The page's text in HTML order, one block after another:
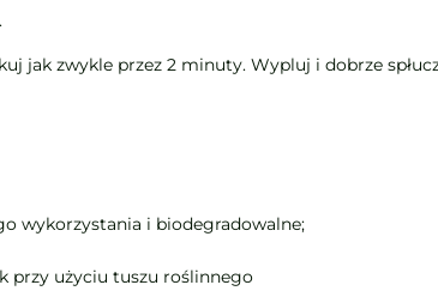
jak zwykle przez 2 minuty. Wypluj i dobrze
wykorzystania i biodegradowalne;
przy użyciu tuszu roślinnego